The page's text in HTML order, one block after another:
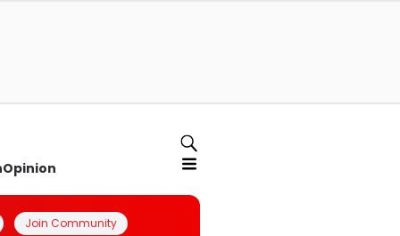
Opinion
Join Community